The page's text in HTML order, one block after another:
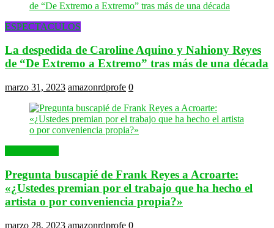
ESPECTACULOS
La despedida de Caroline Aquino y Nahiony Reyes
de “De Extremo a Extremo” tras más de una década
marzo 31, 2023 amazonrdprofe 0
Pregunta buscapié de Frank Reyes a Acroarte:
«¿Ustedes premian por el trabajo que ha hecho el
artista o por conveniencia propia?»
marzo 28, 2023 amazonrdprofe 0